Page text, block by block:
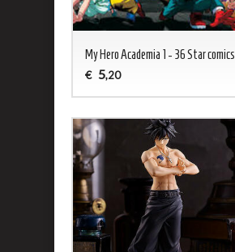
My Hero Academia 1 - 36 Star comics
€ 5,20